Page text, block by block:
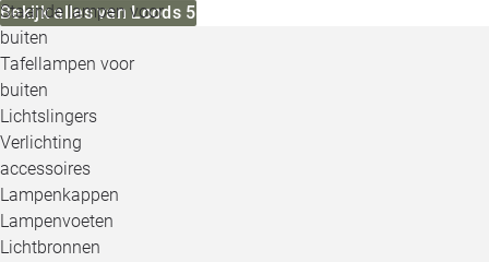
Staande lampen voor
buiten
Tafellampen voor
buiten
Lichtslingers
Verlichting
accessoires
Lampenkappen
Lampenvoeten
Lichtbronnen
Bekijk alles van Loods 5